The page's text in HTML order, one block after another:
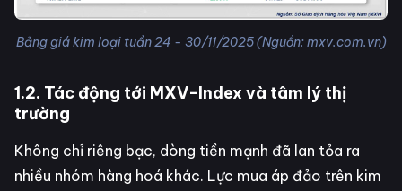
Bảng giá kim loại tuần 24 - 30/11/2025 (Nguồn: mxv.com.vn)
1.2. Tác động tới MXV-Index và tâm lý thị
trường
Không chỉ riêng bạc, dòng tiền mạnh đã lan tỏa ra
nhiều nhóm hàng hoá khác. Lực mua áp đảo trên kim